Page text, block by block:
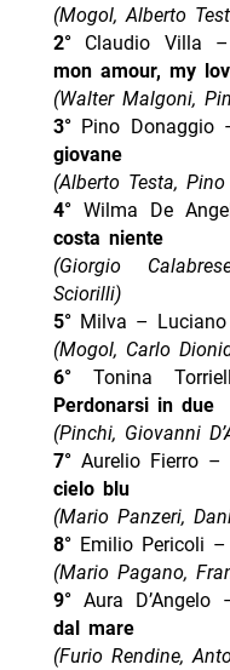
(Mogol, Alberto
2°Claudio Villa
mon amour, my
(Walter Malgoni,
3°Pino Donaggio
giovane
(Alberto Testa,
4°Wilma De
costa niente
(Giorgio
Sciorilli)
5°Milva –
(Mogol, Carlo
6°Tonina
Perdonarsi in due
(Pinchi, Giovanni
7°Aurelio Fierro
cielo blu
(Mario Panzeri,
8°Emilio Pericoli –
(Mario Pagano,
9°Aura D’Angelo
dal mare
(Furio Rendine,